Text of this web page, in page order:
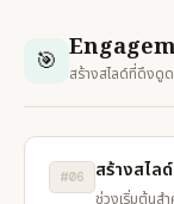
🎯 สร้างสไลด์ที่ดึงดู
#06 สร้างสไล